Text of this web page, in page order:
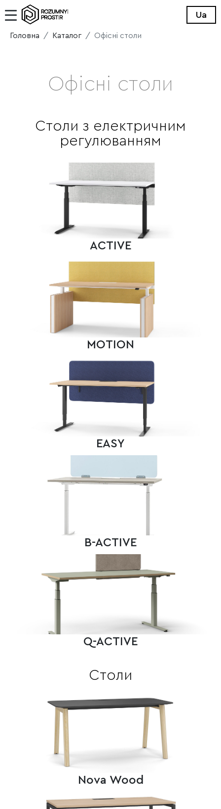
Ua
Головна Каталог Офісні столи
Офісні столи
Столи з електричним
регулюванням
ACTIVE
MOTION
EASY
B-ACTIVE
Q-ACTIVE
Столи
Nova Wood